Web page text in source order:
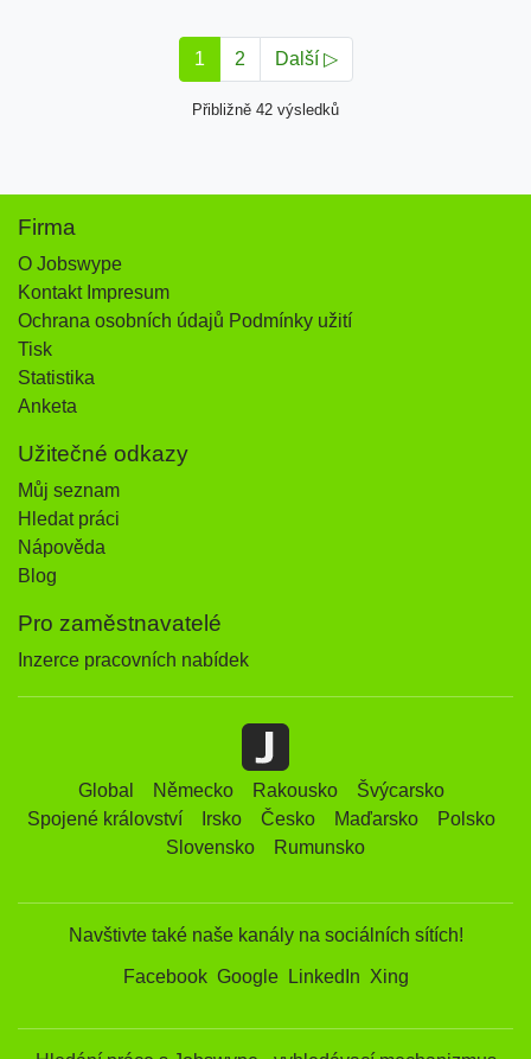
1 2 Další ▷
Přibližně 42 výsledků
Firma
O Jobswype
Kontakt Impresum
Ochrana osobních údajů Podmínky užití
Tisk
Statistika
Anketa
Užitečné odkazy
Můj seznam
Hledat práci
Nápověda
Blog
Pro zaměstnavatelé
Inzerce pracovních nabídek
Global Německo Rakousko
Švýcarsko
Spojené království
Irsko Česko Maďarsko
Polsko
Slovensko
Rumunsko
Navštivte také naše kanály na sociálních sítích!
Facebook Google LinkedIn Xing